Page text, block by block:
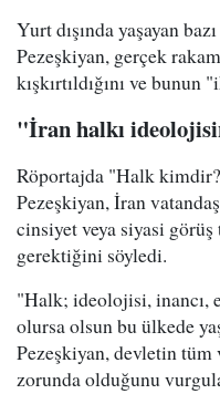
Yurt dışında yaşayan
Pezeşkiyan, gerçek
kışkırtıldığını ve
"İran halkı
Röportajda "Halk
Pezeşkiyan, İran
cinsiyet veya siyasi görüş
gerektiğini söyledi.
"Halk; ideolojisi, inancı,
olursa olsun bu ülkede
Pezeşkiyan, devletin
zorunda olduğunu